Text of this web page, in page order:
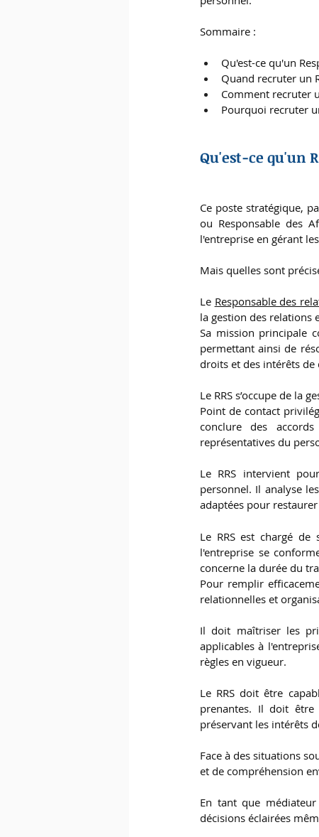
Sommaire :
Qu'est-ce qu'un
Quand recruter un
Comment recruter
Pourquoi recruter
Qu'est-ce qu'un
Ce poste stratégique,
ou Responsable des
l'entreprise en gérant
Mais quelles sont
Le Responsable des
la gestion des relations
Sa mission principale
permettant ainsi de
droits et des intérêts de
Le RRS s’occupe de la
Point de contact
conclure des
représentatives du
Le RRS intervient
personnel. Il analyse
adaptées pour
Le RRS est chargé
l'entreprise se
concerne la durée du
Pour remplir
relationnelles et
Il doit maîtriser les
applicables à
règles en vigueur.
Le RRS doit être
prenantes. Il doit être
préservant les intérêts
Face à des situations
et de compréhension
En tant que
décisions éclairées